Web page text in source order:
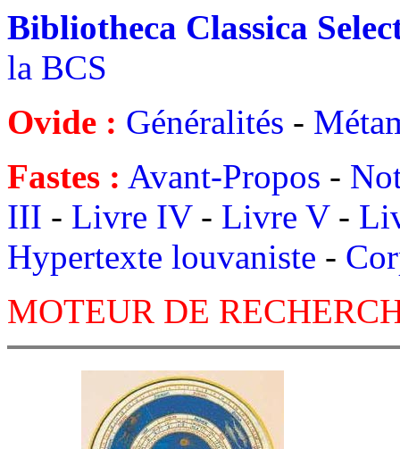
Bibliotheca Classica
la BCS
Ovide : Généralités -
Fastes : Avant-Propos -
III - Livre IV- Livre V-
Hypertexte louvaniste -
MOTEUR DE